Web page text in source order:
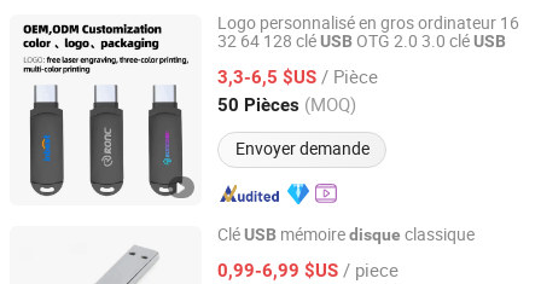
Logo personnalisé en gros ordinateur 16
32 64 128 cléUSB OTG 2.0 3.0 cléUSB
3,3-6,5 $US / Pièce
50 Pièces (MOQ)
Envoyer demande
GuangZhou Ronc Electronic Technology co.,LTD
Guangdong, China Depuis 2009
CléUSB mémoiredisque classique
0,99-6,99 $US / piece
Goodpower Electronic Co., Ltd.